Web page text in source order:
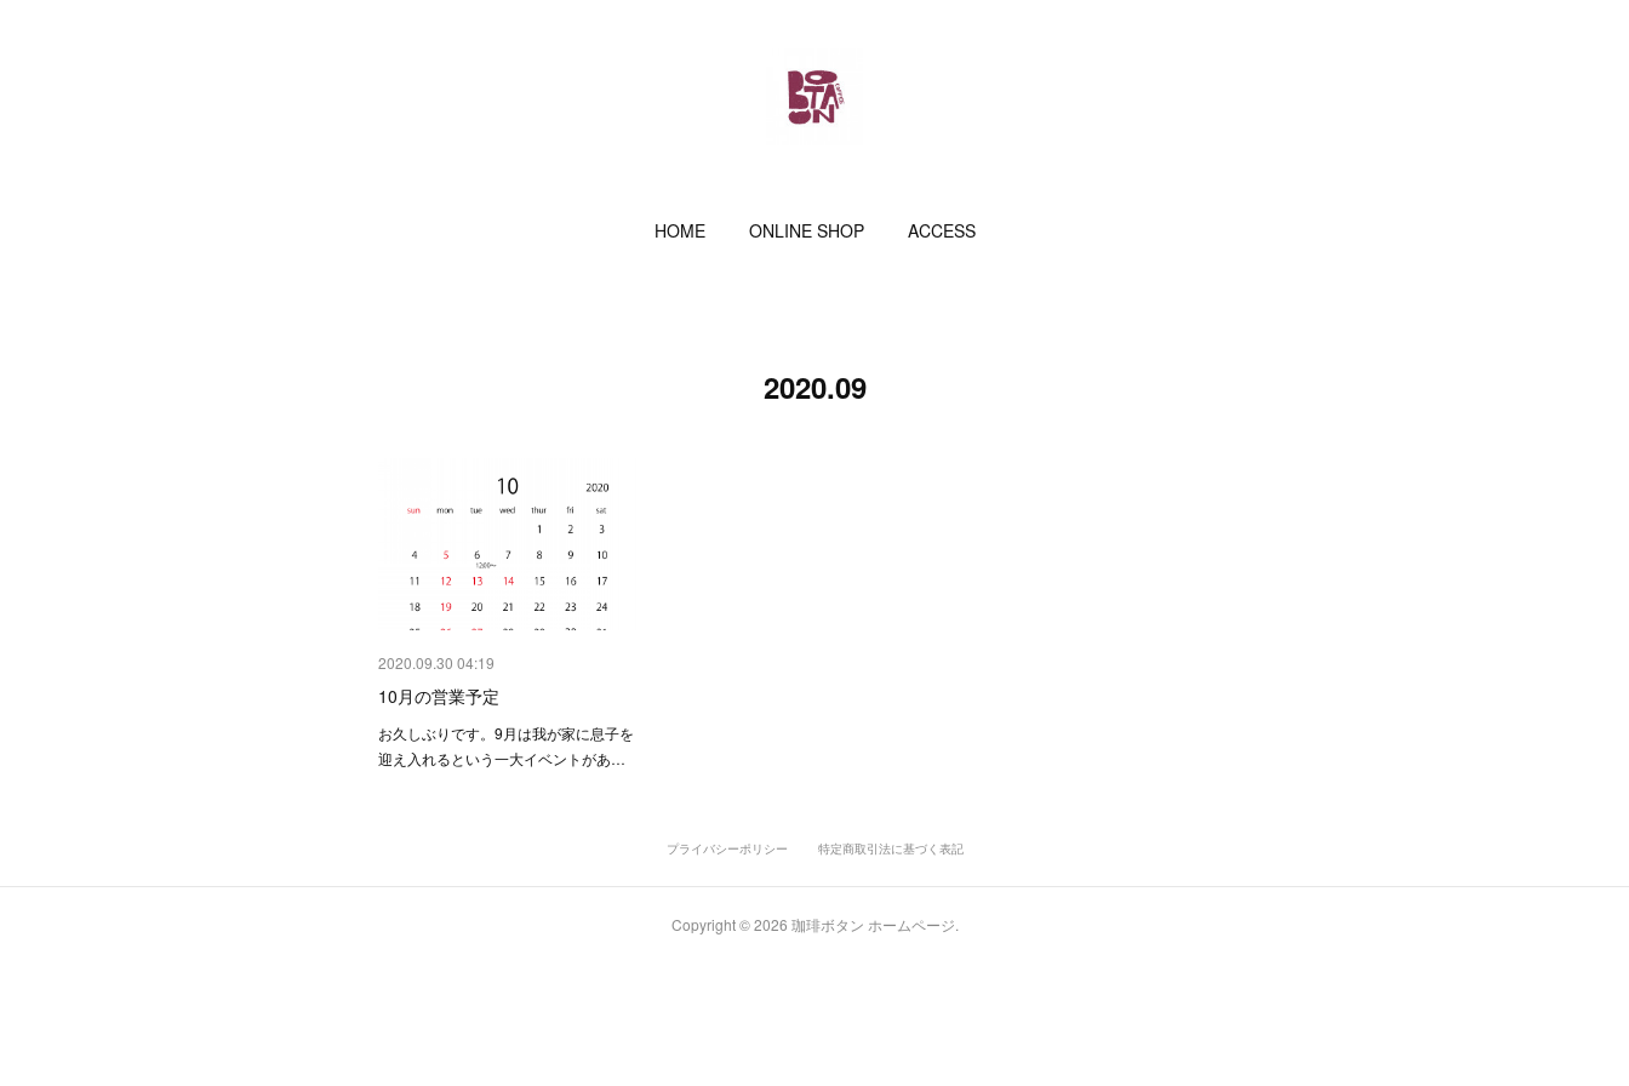
HOME ONLINE SHOP ACCESS
2020.09
2020.09.30 04:19
10月の営業予定
お久しぶりです。9月は我が家に息子を
迎え入れるという一大イベントがあ…
プライバシーポリシー 特定商取引法に基づく表記
Copyright ©2026 珈琲ボタン ホームページ.